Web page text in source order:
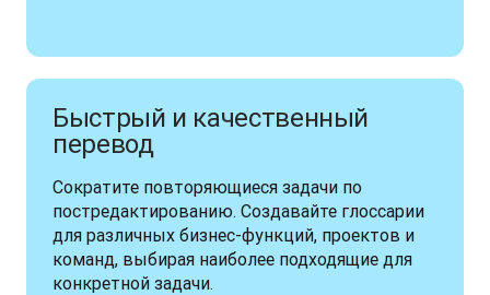
Быстрый и качественный
перевод
Сократите повторяющиеся задачи по
постредактированию. Создавайте глоссарии
для различных бизнес-функций, проектов и
команд, выбирая наиболее подходящие для
конкретной задачи.